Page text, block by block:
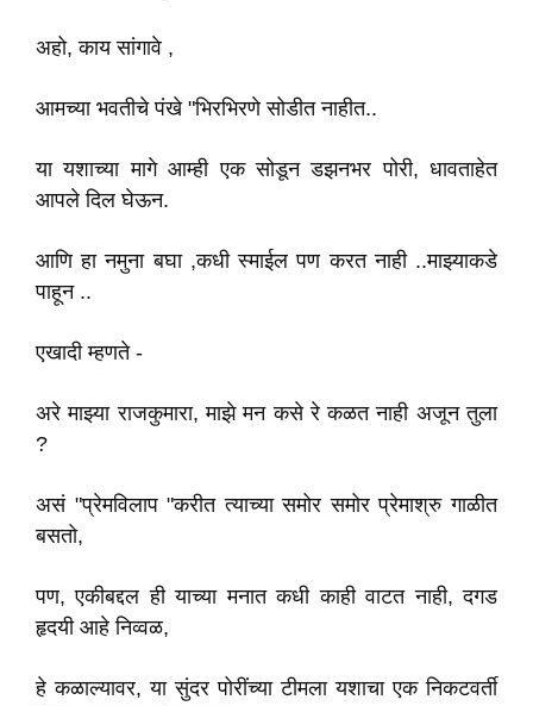
अहो, काय सांगावे ,
आमच्या भवतीचे पंखे "भिरभिरणे सोडीत नाहीत..
या यशाच्या मागे आम्ही एक सोडून डझनभर पोरी, धावताहेत
आपले दिल घेऊन.
आणि हा नमुना बघा ,कधी स्माईल पण करत नाही ..माझ्याकडे
पाहून ..
एखादी म्हणते -
अरे माझ्या राजकुमारा, माझे मन कसे रे कळत नाही अजून तुला
?
असं "प्रेमविलाप "करीत त्याच्या समोर समोर प्रेमाश्रु गाळीत
बसतो,
पण, एकीबद्दल ही याच्या मनात कधी काही वाटत नाही, दगड
हृदयी आहे निव्वळ,
हे कळाल्यावर, या सुंदर पोरींच्या टीमला यशाचा एक निकटवर्ती